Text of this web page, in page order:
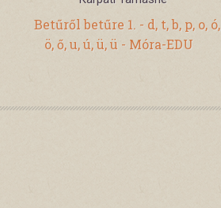
Betűről betűre 1. - d, t, b, p, o, ó,
ö, ő, u, ú, ü, ü - Móra-EDU